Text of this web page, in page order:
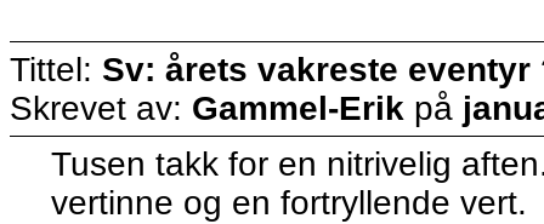
Tittel: Sv: årets vakreste eventyr
Skrevet av: Gammel-Erik på
Tusen takk for en nitrivelig
vertinne og en fortryllende vert.